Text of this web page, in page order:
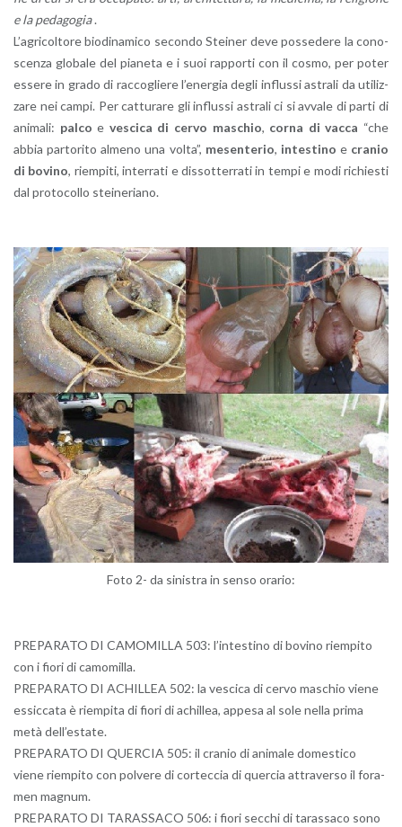
e la pe­da­go­gia.
L’a­gri­col­to­re bio­di­n­a­mi­co se­con­do Stei­ner deve pos­se­de­re la co­no­
scen­za glo­ba­le del pia­ne­ta e i suoi rap­por­ti con il cosmo, per poter
es­se­re in grado di rac­co­glie­re l’e­ner­gia degli in­flus­si astra­li da uti­liz­
za­re nei campi. Per cat­tu­ra­re gli in­flus­si astra­li ci si av­va­le di parti di
ani­ma­li: palco e ve­sci­ca di cervo ma­schio, corna di vacca “che
abbia par­to­ri­to al­me­no una volta”, me­sen­te­rio, in­te­sti­no e cra­nio
di bo­vi­no, riem­pi­ti, in­ter­ra­ti e dis­sot­ter­ra­ti in tempi e modi ri­chie­sti
dal pro­to­col­lo stei­ne­ria­no.
Foto 2- da si­ni­stra in senso ora­rio:
PRE­PA­RA­TO DI CA­MO­MIL­LA 503: l’in­te­sti­no di bo­vi­no riem­pi­to
con i fiori di ca­mo­mil­la.
PRE­PA­RA­TO DI ACHIL­LEA 502: la ve­sci­ca di cervo ma­schio viene
es­sic­ca­ta è riem­pi­ta di fiori di achil­lea, ap­pe­sa al sole nella prima
metà del­l’e­sta­te.
PRE­PA­RA­TO DI QUER­CIA 505: il cra­nio di ani­ma­le do­me­sti­co
viene riem­pi­to con pol­ve­re di cor­tec­cia di quer­cia at­tra­ver­so il fo­ra­
men ma­gnum.
PRE­PA­RA­TO DI TA­RAS­SA­CO 506: i fiori sec­chi di ta­ras­sa­co sono